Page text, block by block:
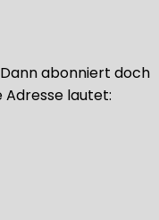
Dann abonniert doch
Adresse lautet: